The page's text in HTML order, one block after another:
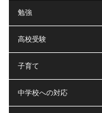
勉強
高校受験
子育て
中学校への対応